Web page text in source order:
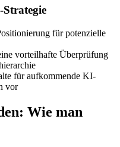
für potenzielle
vorteilhafte Überprüfung
für aufkommende KI-
vor
Wie man